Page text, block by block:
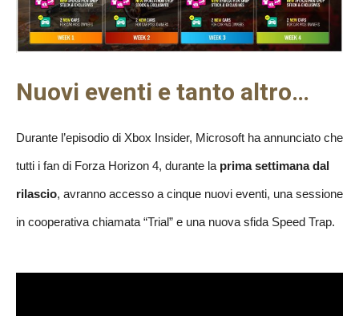
Nuovi eventi e tanto altro…
Durante l’episodio di Xbox Insider, Microsoft ha annunciato che
tutti i fan di Forza Horizon 4, durante la prima settimana dal
rilascio, avranno accesso a cinque nuovi eventi, una sessione
in cooperativa chiamata “Trial” e una nuova sfida Speed Trap.